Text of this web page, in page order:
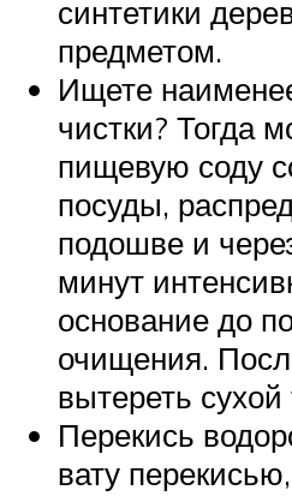
синтетики
предметом.
Ищете
чистки? Тогда
пищевую соду
посуды,
подошве и
минут
основание до
очищения.
вытереть
Перекись
вату